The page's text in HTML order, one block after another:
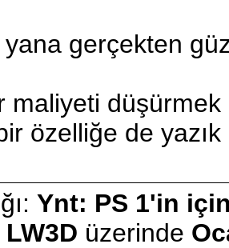
gerçekten
maliyeti
özelliğe de
Ynt: PS 1'in
LW3D üzerinde